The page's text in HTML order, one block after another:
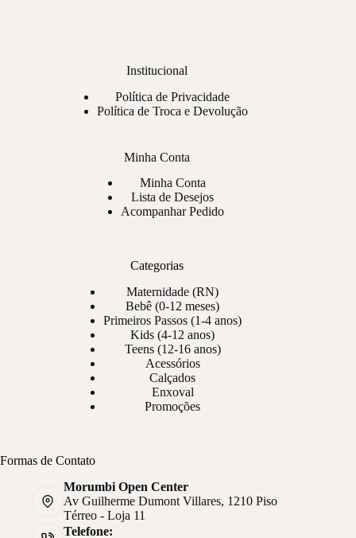
Institucional
Política de Privacidade
Política de Troca e Devolução
Minha Conta
Minha Conta
Lista de Desejos
Acompanhar Pedido
Categorias
Maternidade (RN)
Bebê (0-12 meses)
Primeiros Passos (1-4 anos)
Kids (4-12 anos)
Teens (12-16 anos)
Acessórios
Calçados
Enxoval
Promoções
Formas de Contato
Morumbi Open Center
Av Guilherme Dumont Villares, 1210 Piso
Térreo - Loja 11
Telefone: